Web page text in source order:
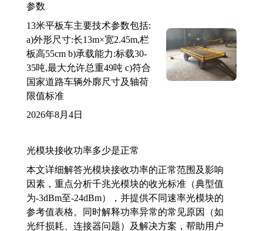
参数
13米平板车主要技术参数包括:
a)外形尺寸:长13m×宽2.45m,栏
板高55cm b)承载能力:标载30-
35吨,最大允许总重49吨 c)符合
国家道路车辆外廓尺寸及轴荷
限值标准
2026年8月4日
光模块接收功率多少是正常
本文详细解答光模块接收功率的正常范围及影响
因素，重点分析千兆光模块的收光标准（典型值
为-3dBm至-24dBm），并提供不同速率光模块的
参考值表格。同时解释功率异常的常见原因（如
光纤损耗、连接器问题）及解决方案，帮助用户